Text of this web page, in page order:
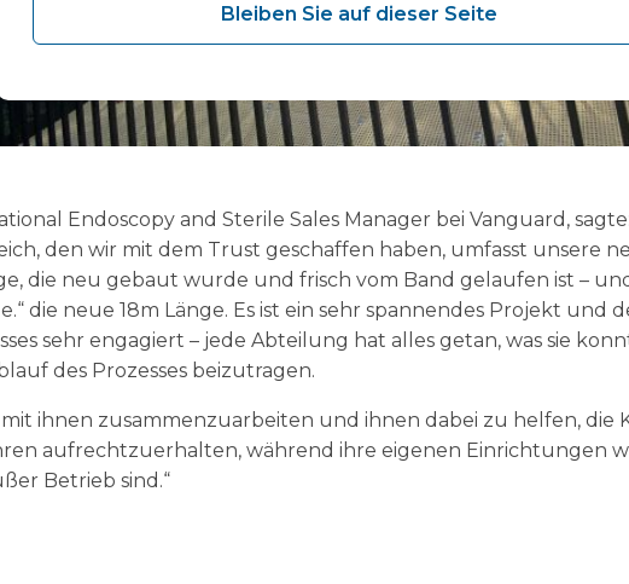
Endoscopy and Sterile Sales Manager bei Vanguard,
den wir mit dem Trust geschaffen haben, umfasst unsere
die neu gebaut wurde und frisch vom Band gelaufen ist –
die neue 18m Länge. Es ist ein sehr spannendes Projekt und
sehr engagiert – jede Abteilung hat alles getan, was sie
des Prozesses beizutragen.
mit ihnen zusammenzuarbeiten und ihnen dabei zu helfen, die
aufrechtzuerhalten, während ihre eigenen Einrichtungen
Betrieb sind.“
Bleiben Sie auf dieser Seite